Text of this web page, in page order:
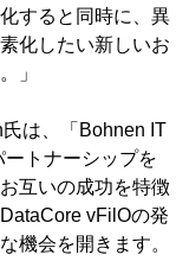
すると同時に、異
化したい新しいお
」
は、「Bohnen IT
トナーシップを
互いの成功を特徴
vFilOの発
機会を開きます。